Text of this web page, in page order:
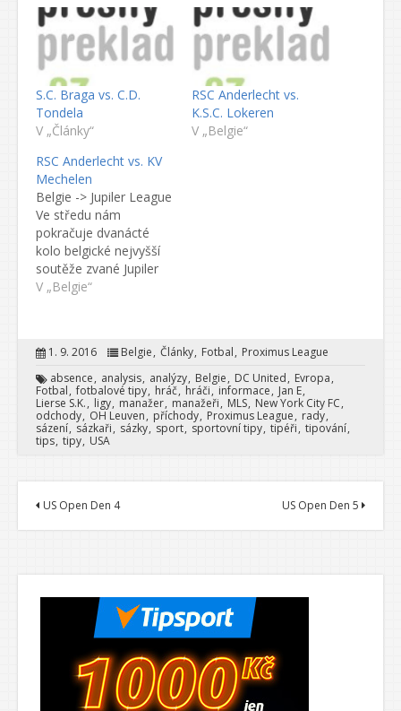
S.C. Braga vs. C.D.
Tondela
V „Články“
RSC Anderlecht vs.
K.S.C. Lokeren
V „Belgie“
RSC Anderlecht vs. KV
Mechelen
Belgie -> Jupiler League
Ve středu nám
pokračuje dvanácté
kolo belgické nejvyšší
soutěže zvané Jupiler
League. Čeká nás
Mechelen. Belgická
soutěž je velmi
vyrovnaná, jelikož při
pohledu na tabulku
vidíme osmibodový
rozdíl mezi prvním a
Pojďme…
V „Belgie“
1. 9. 2016 Belgie Články Fotbal
Proximus League
absence
analysis analýzy Belgie DC United
Evropa
Fotbal fotbalové tipy hráč hráči informace
Jan E
Lierse S.K.
ligy manažer manažeři MLS New York City FC
odchody OH Leuven příchody Proximus League
rady
sázení sázkaři sázky sport sportovní tipy tipéři tipování
tips tipy USA
US Open Den 4 US Open Den 5